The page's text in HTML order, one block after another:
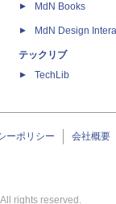
MdN Books
MdN Design
テックリブ
TechLib
ーポリシー 会社概要
rights reserved.